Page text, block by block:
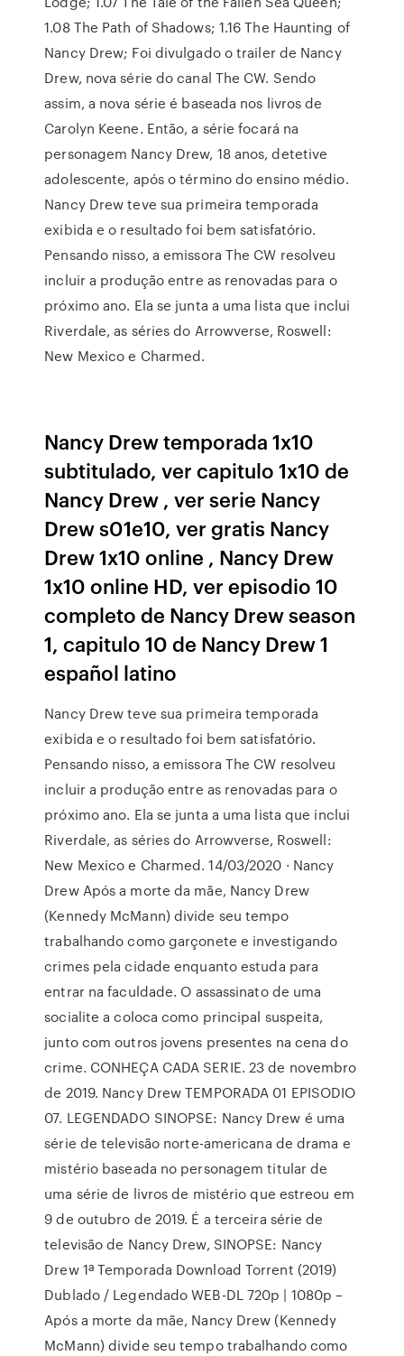
1.08 The Path of Shadows; 1.16 The Haunting of
Nancy Drew; Foi divulgado o trailer de Nancy
Drew, nova série do canal The CW. Sendo
assim, a nova série é baseada nos livros de
Carolyn Keene. Então, a série focará na
personagem Nancy Drew, 18 anos, detetive
adolescente, após o término do ensino médio.
Nancy Drew teve sua primeira temporada
exibida e o resultado foi bem satisfatório.
Pensando nisso, a emissora The CW resolveu
incluir a produção entre as renovadas para o
próximo ano. Ela se junta a uma lista que inclui
Riverdale, as séries do Arrowverse, Roswell:
New Mexico e Charmed.
Nancy Drew temporada 1x10
subtitulado, ver capitulo 1x10 de
Nancy Drew , ver serie Nancy
Drew s01e10, ver gratis Nancy
Drew 1x10 online , Nancy Drew
1x10 online HD, ver episodio 10
completo de Nancy Drew season
1, capitulo 10 de Nancy Drew 1
español latino
Nancy Drew teve sua primeira temporada
exibida e o resultado foi bem satisfatório.
Pensando nisso, a emissora The CW resolveu
incluir a produção entre as renovadas para o
próximo ano. Ela se junta a uma lista que inclui
Riverdale, as séries do Arrowverse, Roswell:
New Mexico e Charmed. 14/03/2020 · Nancy
Drew Após a morte da mãe, Nancy Drew
(Kennedy McMann) divide seu tempo
trabalhando como garçonete e investigando
crimes pela cidade enquanto estuda para
entrar na faculdade. O assassinato de uma
socialite a coloca como principal suspeita,
junto com outros jovens presentes na cena do
crime. CONHEÇA CADA SERIE. 23 de novembro
de 2019. Nancy Drew TEMPORADA 01 EPISODIO
07. LEGENDADO SINOPSE: Nancy Drew é uma
série de televisão norte-americana de drama e
mistério baseada no personagem titular de
uma série de livros de mistério que estreou em
9 de outubro de 2019. É a terceira série de
televisão de Nancy Drew, SINOPSE: Nancy
Drew 1ª Temporada Download Torrent (2019)
Dublado / Legendado WEB-DL 720p | 1080p –
Após a morte da mãe, Nancy Drew (Kennedy
McMann) divide seu tempo trabalhando como